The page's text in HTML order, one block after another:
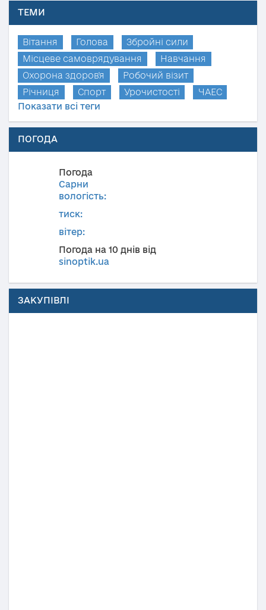
ТЕМИ
Вітання Голова
Збройні сили
Місцеве самоврядування
Навчання
Охорона здоров'я
Робочий візит
Річниця
Спорт Урочистості
ЧАЕС
Показати всі теги
ПОГОДА
Погода
Сарни
вологість:
тиск:
вітер:
Погода на 10 днів від
sinoptik.ua
ЗАКУПІВЛІ